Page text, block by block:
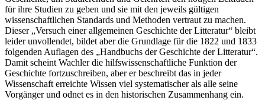
für ihre Studien zu geben und sie mit den jeweils gültigen
wissenschaftlichen Standards und Methoden vertraut zu machen.
Dieser „Versuch einer allgemeinen Geschichte der Litteratur“ bleibt
leider unvollendet, bildet aber die Grundlage für die 1822 und 1833
folgenden Auflagen des „Handbuchs der Geschichte der Litteratur“.
Damit scheint Wachler die hilfswissenschaftliche Funktion der
Geschichte fortzuschreiben, aber er beschreibt das in jeder
Wissenschaft erreichte Wissen viel systematischer als alle seine
Vorgänger und odnet es in den historischen Zusammenhang ein.